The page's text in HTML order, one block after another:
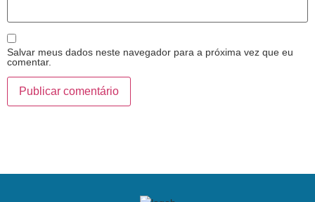
Salvar meus dados neste navegador para a próxima vez que eu
comentar.